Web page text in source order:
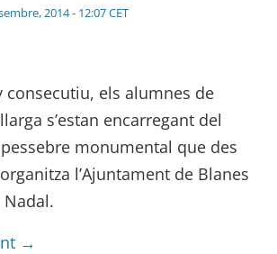
2014 - 12:07 CET
consecutiu, els alumnes de
s’estan encarregant del
monumental que des
l’Ajuntament de Blanes
→